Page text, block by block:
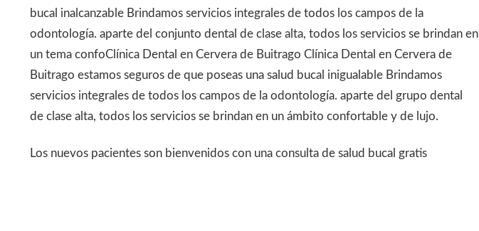
bucal inalcanzable Brindamos servicios integrales de todos los campos de la
odontología. aparte del conjunto dental de clase alta, todos los servicios se brindan en
un tema confoClínica Dental en Cervera de Buitrago Clínica Dental en Cervera de
Buitrago estamos seguros de que poseas una salud bucal inigualable Brindamos
servicios integrales de todos los campos de la odontología. aparte del grupo dental
de clase alta, todos los servicios se brindan en un ámbito confortable y de lujo.
Los nuevos pacientes son bienvenidos con una consulta de salud bucal gratis